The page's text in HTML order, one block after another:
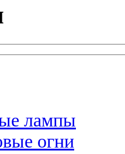
лампы
огни